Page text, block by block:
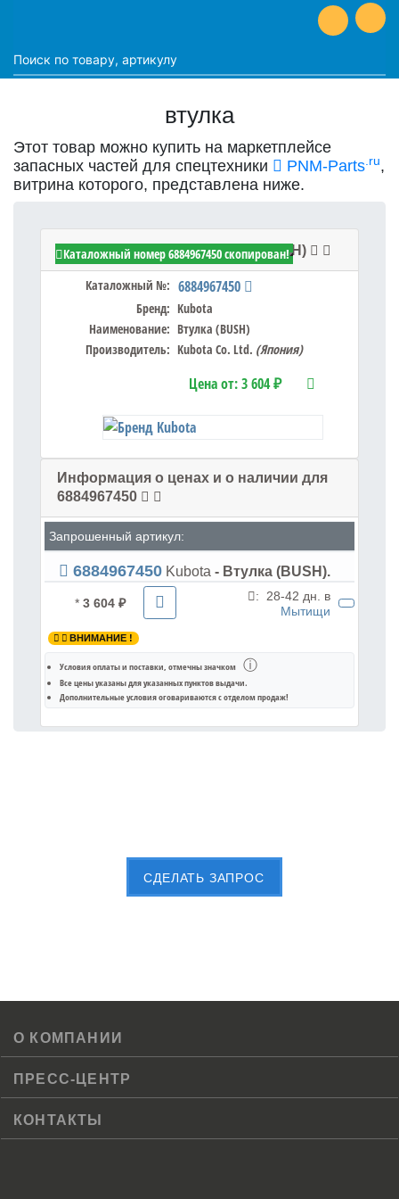
втулка
Этот товар можно купить на маркетплейсе
запасных частей для спецтехники
PNM-Parts.ru,
витрина которого, представлена ниже.
Kubota 6884967450 - Втулка (BUSH)
Каталожный №: 6884967450
Бренд: Kubota
Наименование: Втулка (BUSH)
Производитель: Kubota Co. Ltd. (Япония)
Цена от:3 604 ₽
Каталожный номер 6884967450 скопирован!
Информация о ценах и о наличии для
6884967450
Запрошенный артикул:
6884967450 Kubota - Втулка (BUSH).
* 3 604 ₽ : 28-42 дн. в
Мытищи
ВНИМАНИЕ !
Условия оплаты и поставки, отмечны значком ⓘ
Все цены указаны дляуказанных пунктов выдачи.
Дополнительные условия оговариваются с отделом продаж!
CДЕЛАТЬ ЗАПРОС
О КОМПАНИИ
ПРЕСС-ЦЕНТР
КОНТАКТЫ